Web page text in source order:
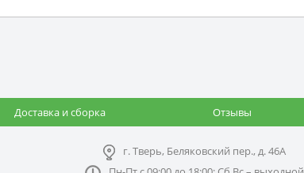
Доставка и сборка Отзывы
г. Тверь, Беляковский пер., д. 46А